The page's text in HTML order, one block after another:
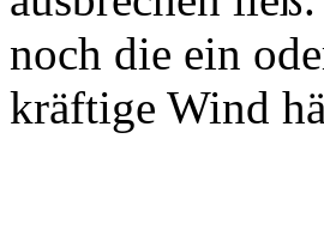
noch die ein
kräftige Wind